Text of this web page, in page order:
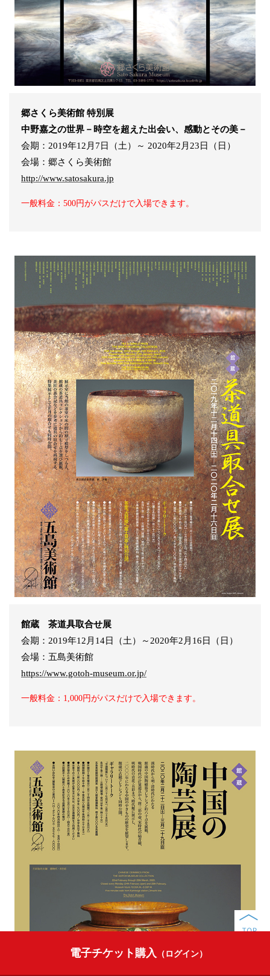
郷さくら美術館 特別展
中野嘉之の世界－時空を超えた出会い、感動とその美－
会期：2019年12月7日（土）～ 2020年2月23日（日）
会場：郷さくら美術館
http://www.satosakura.jp
一般料金：500円がパスだけで入場できます。
館蔵 茶道具取合せ展
会期：2019年12月14日（土）～2020年2月16日（日）
会場：五島美術館
https://www.gotoh-museum.or.jp/
一般料金：1,000円がパスだけで入場できます。
電子チケット購入 （ログイン）